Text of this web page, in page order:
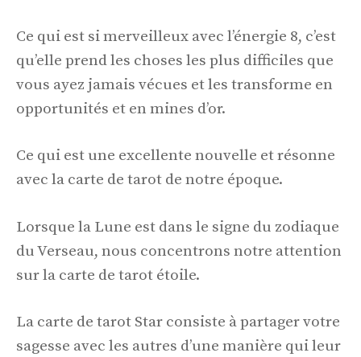
Ce qui est si merveilleux avec l’énergie 8, c’est
qu’elle prend les choses les plus difficiles que
vous ayez jamais vécues et les transforme en
opportunités et en mines d’or.
Ce qui est une excellente nouvelle et résonne
avec la carte de tarot de notre époque.
Lorsque la Lune est dans le signe du zodiaque
du Verseau, nous concentrons notre attention
sur la carte de tarot étoile.
La carte de tarot Star consiste à partager votre
sagesse avec les autres d’une manière qui leur